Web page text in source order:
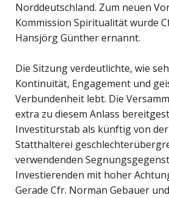
Norddeutschland. Zum neuen
Kommission Spiritualität wurde
Hansjörg Günther ernannt.
Die Sitzung verdeutlichte, wie
Kontinuität, Engagement und
Verbundenheit lebt. Die
extra zu diesem Anlass
Investiturstab als künftig von
Statthalterei
verwendenden
Investierenden mit hoher
Gerade Cfr. Norman Gebauer